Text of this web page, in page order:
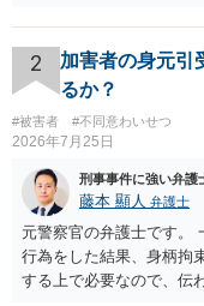
2
加害者の身元引
るか？
#被害者 #不同意わいせつ
2026年7月25日
刑事事件に強い弁護
藤本 顯人 弁護士
元警察官の弁護士です。
行為をした結果、身柄拘
する上で必要なので、伝